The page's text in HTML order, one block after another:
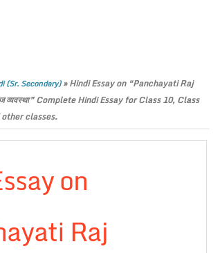
(Sr. Secondary)»Hindi Essay on “Panchayati Raj
व्यवस्था” Complete Hindi Essay for Class 10, Class
classes.
on
Raj